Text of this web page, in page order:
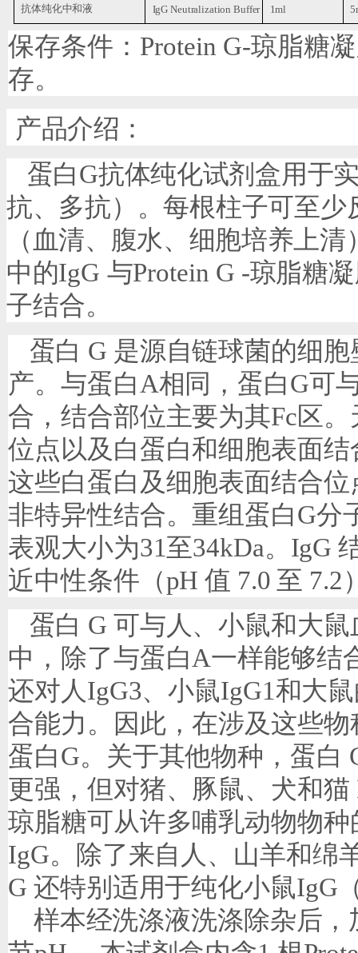
抗体纯化中和液 IgG Neutralization Buffer 1ml
保存条件： Protein G-琼脂糖
存。
产品介绍：
蛋白G抗体纯化试剂盒用于
抗、多抗）。每根柱子可至少
（血清、腹水、细胞培养上清
中的IgG 与Protein G -琼脂糖
子结合。
蛋白 G 是源自链球菌的细
产。与蛋白A相同，蛋白G可
合，结合部位主要为其Fc区
位点以及白蛋白和细胞表面
这些白蛋白及细胞表面结合
非特异性结合。重组蛋白G分
表观大小为31至34kDa。 IgG
近中性条件（pH值 7.0 至 7.2
蛋白 G 可与人、小鼠和大
中，除了与蛋白A一样能够结
还对人IgG3、小鼠IgG1和大
合能力。因此，在涉及这些
蛋白G。关于其他物种，蛋白
更强，但对猪、豚鼠、犬和猫
琼脂糖可从许多哺乳动物物
IgG。除了来自人、山羊和绵
G还特别适用于纯化小鼠IgG
样本经洗涤液洗涤除杂后